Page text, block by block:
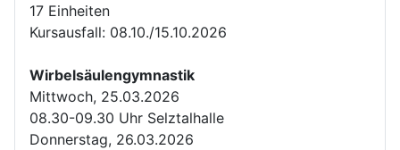
17 Einheiten
Kursausfall: 08.10./15.10.2026
Wirbelsäulengymnastik
Mittwoch, 25.03.2026
08.30-09.30 Uhr Selztalhalle
Donnerstag, 26.03.2026